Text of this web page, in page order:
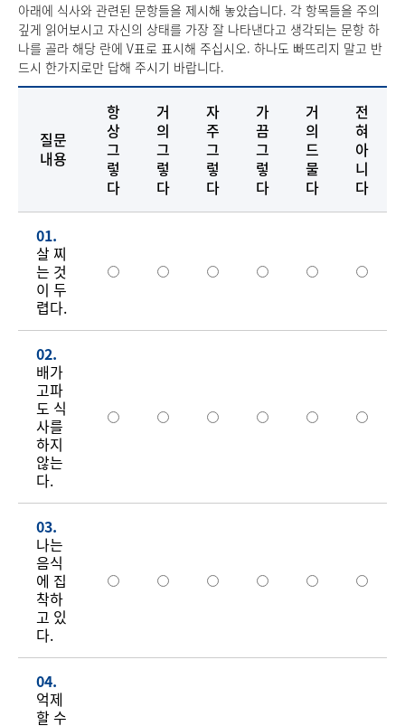
아래에 식사와 관련된 문항들을 제시해 놓았습니다. 각 항목들을 주의
깊게 읽어보시고 자신의 상태를 가장 잘 나타낸다고 생각되는 문항 하
나를 골라 해당 란에 V표로 표시해 주십시오. 하나도 빠뜨리지 말고 반
드시 한가지로만 답해 주시기 바랍니다.
질문
내용
항
상
그
렇
다
거
의
그
렇
다
자
주
그
렇
다
가
끔
그
렇
다
거
의
드
물
다
전
혀
아
니
다
01.
살 찌
는 것
이 두
렵다.
02.
배가
고파
도 식
사를
하지
않는
다.
03.
나는
음식
에 집
착하
고 있
다.
04.
억제
할 수